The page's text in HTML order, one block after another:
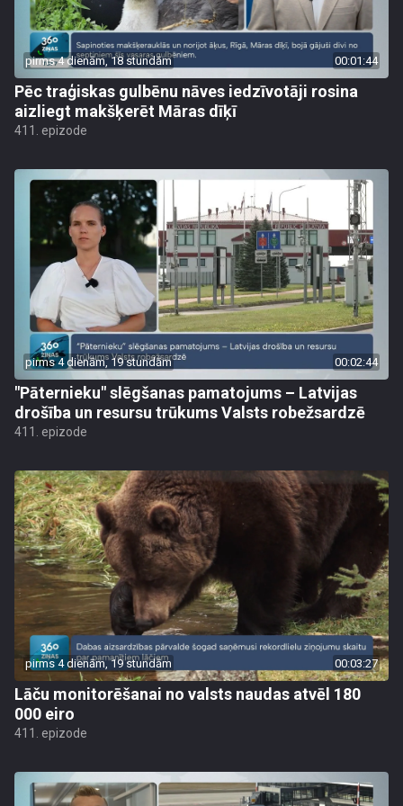
pirms 4 dienām, 18 stundām 00:01:44
Pēc traģiskas gulbēnu nāves iedzīvotāji rosina
aizliegt makšķerēt Māras dīķī
411. epizode
pirms 4 dienām, 19 stundām 00:02:44
"Pāternieku" slēgšanas pamatojums – Latvijas
drošība un resursu trūkums Valsts robežsardzē
411. epizode
pirms 4 dienām, 19 stundām 00:03:27
Lāču monitorēšanai no valsts naudas atvēl 180
000 eiro
411. epizode